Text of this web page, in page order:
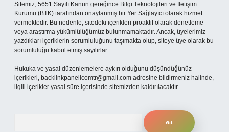
Sitemiz, 5651 Sayılı Kanun gereğince Bilgi Teknolojileri ve İletişim
Kurumu (BTK) tarafından onaylanmış bir Yer Sağlayıcı olarak hizmet
vermektedir. Bu nedenle, sitedeki içerikleri proaktif olarak denetleme
veya araştırma yükümlülüğümüz bulunmamaktadır. Ancak, üyelerimiz
yazdıkları içeriklerin sorumluluğunu taşımakta olup, siteye üye olarak bu
sorumluluğu kabul etmiş sayılırlar.
Hukuka ve yasal düzenlemelere aykırı olduğunu düşündüğünüz
içerikleri, backlinkpanelicomtr@gmail.com adresine bildirmeniz halinde,
ilgili içerikler yasal süre içerisinde sitemizden kaldırılacaktır.